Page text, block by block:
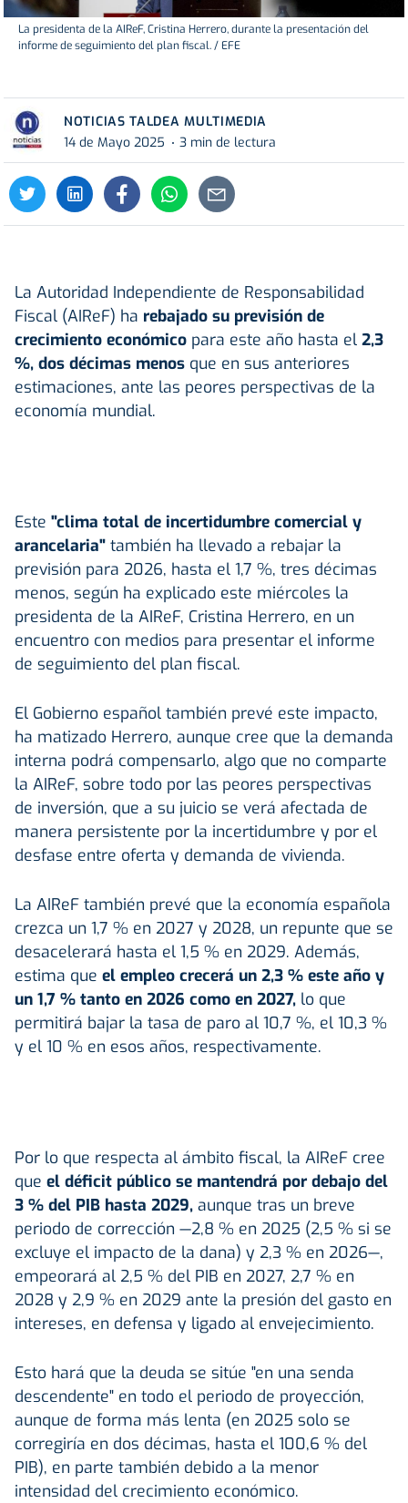
La presidenta de la AIReF, Cristina Herrero, durante la presentación del
informe de seguimiento del plan fiscal. / EFE
NOTICIAS TALDEA MULTIMEDIA
14 de Mayo 2025
3 min de lectura
La Autoridad Independiente de Responsabilidad
Fiscal (AIReF) ha rebajado su previsión de
crecimiento económico para este año hasta el 2,3
%, dos décimas menos que en sus anteriores
estimaciones, ante las peores perspectivas de la
economía mundial.
Este "clima total de incertidumbre comercial y
arancelaria" también ha llevado a rebajar la
previsión para 2026, hasta el 1,7 %, tres décimas
menos, según ha explicado este miércoles la
presidenta de la AIReF, Cristina Herrero, en un
encuentro con medios para presentar el informe
de seguimiento del plan fiscal.
El Gobierno español también prevé este impacto,
ha matizado Herrero, aunque cree que la demanda
interna podrá compensarlo, algo que no comparte
la AIReF, sobre todo por las peores perspectivas
de inversión, que a su juicio se verá afectada de
manera persistente por la incertidumbre y por el
desfase entre oferta y demanda de vivienda.
La AIReF también prevé que la economía española
crezca un 1,7 % en 2027 y 2028, un repunte que se
desacelerará hasta el 1,5 % en 2029. Además,
estima que el empleo crecerá un 2,3 % este año y
un 1,7 % tanto en 2026 como en 2027, lo que
permitirá bajar la tasa de paro al 10,7 %, el 10,3 %
y el 10 % en esos años, respectivamente.
Por lo que respecta al ámbito fiscal, la AIReF cree
que el déficit público se mantendrá por debajo del
3 % del PIB hasta 2029, aunque tras un breve
periodo de corrección —2,8 % en 2025 (2,5 % si se
excluye el impacto de la dana) y 2,3 % en 2026—,
empeorará al 2,5 % del PIB en 2027, 2,7 % en
2028 y 2,9 % en 2029 ante la presión del gasto en
intereses, en defensa y ligado al envejecimiento.
Esto hará que la deuda se sitúe "en una senda
descendente" en todo el periodo de proyección,
aunque de forma más lenta (en 2025 solo se
corregiría en dos décimas, hasta el 100,6 % del
PIB), en parte también debido a la menor
intensidad del crecimiento económico.